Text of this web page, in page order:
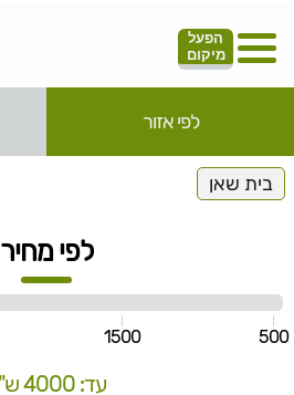
הפעל
מיקום
לפי אזור
בית שאן
לפי מחיר
500
1500
עד: 4000 ש"ח